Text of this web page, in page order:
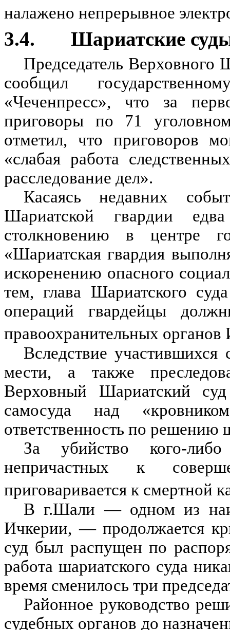
налажено непрерывное
3.4. Шариатские
Председатель Верховного
сообщил
«Чеченпресс», что за
приговоры по 71
отметил, что приговоров
«слабая работа
расследование дел».
Касаясь недавних
Шариатской гвардии
столкновению в центре
«Шариатская гвардия
искоренению опасного
тем, глава Шариатского
операций гвардейцы
правоохранительных
Вследствие
мести, а также
Верховный Шариатский
самосуда над
ответственность по решению
За убийство кого-
непричастных к
приговаривается к смертной
В г.Шали — одном из
Ичкерии, — продолжается
суд был распущен по
работа шариатского суда
время сменилось три
Районное руководство
судебных органов до